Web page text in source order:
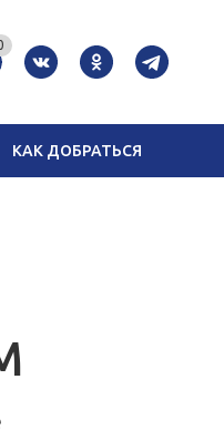
КАК ДОБРАТЬСЯ